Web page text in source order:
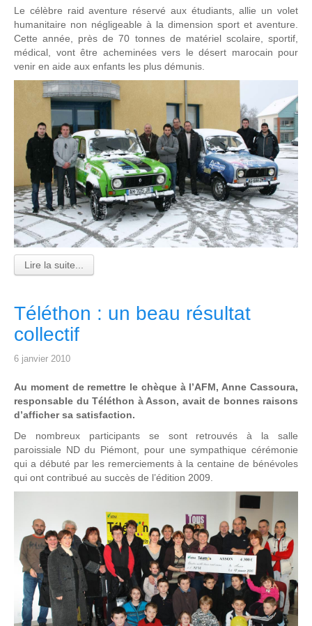
Le célèbre raid aventure réservé aux étudiants, allie un volet
humanitaire non négligeable à la dimension sport et aventure.
Cette année, près de 70 tonnes de matériel scolaire, sportif,
médical, vont être acheminées vers le désert marocain pour
venir en aide aux enfants les plus démunis.
Lire la suite...
Téléthon : un beau résultat
collectif
6 janvier 2010
Au moment de remettre le chèque à l’AFM, Anne Cassoura,
responsable du Téléthon à Asson, avait de bonnes raisons
d’afficher sa satisfaction.
De nombreux participants se sont retrouvés à la salle
paroissiale ND du Piémont, pour une sympathique cérémonie
qui a débuté par les remerciements à la centaine de bénévoles
qui ont contribué au succès de l’édition 2009.